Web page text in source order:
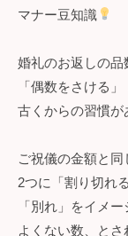
マナー豆知識
婚礼のお返しの品
「偶数をさける」
古くからの習慣が
ご祝儀の金額と同
2つに「割り切れ
「別れ」をイメ
よくない数、とさ